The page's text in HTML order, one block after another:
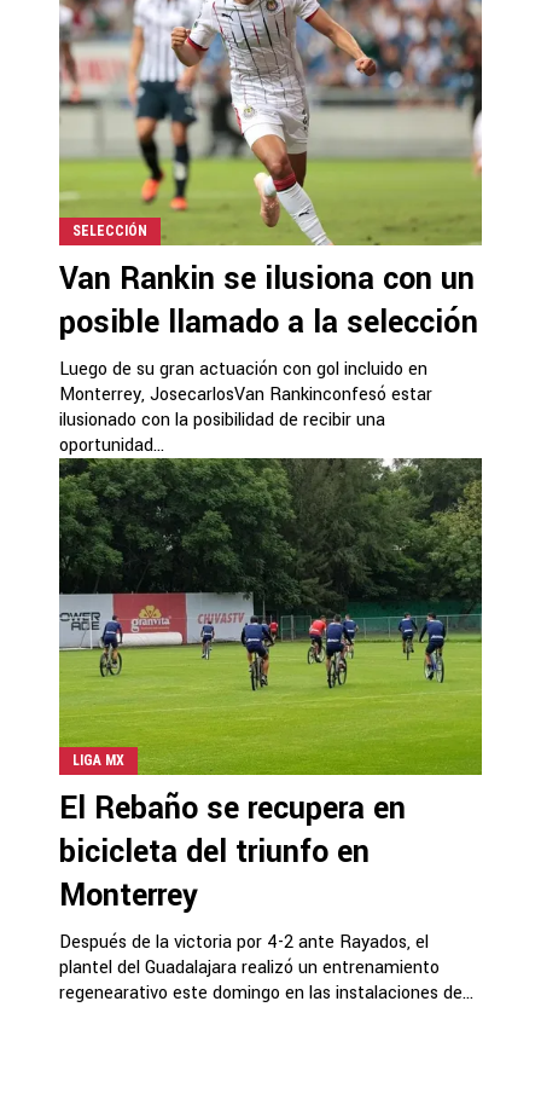
SELECCIÓN
Van Rankin se ilusiona con un
posible llamado a la selección
Luego de su gran actuación con gol incluido en
Monterrey, JosecarlosVan Rankinconfesó estar
ilusionado con la posibilidad de recibir una
oportunidad...
LIGA MX
El Rebaño se recupera en
bicicleta del triunfo en
Monterrey
Después de la victoria por 4-2 ante Rayados, el
plantel del Guadalajara realizó un entrenamiento
regenearativo este domingo en las instalaciones de...